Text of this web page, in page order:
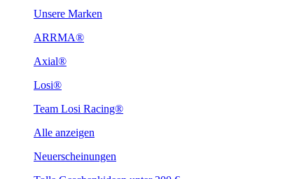
Unsere Marken
ARRMA®
Axial®
Losi®
Team Losi Racing®
Alle anzeigen
Neuerscheinungen